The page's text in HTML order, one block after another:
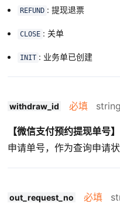
REFUND : 提现退票
CLOSE : 关单
INIT : 业务单已创建
withdraw_id 必填
【微信支付预约提现单号】
申请单号，作为查询申请
out_request_no 必填